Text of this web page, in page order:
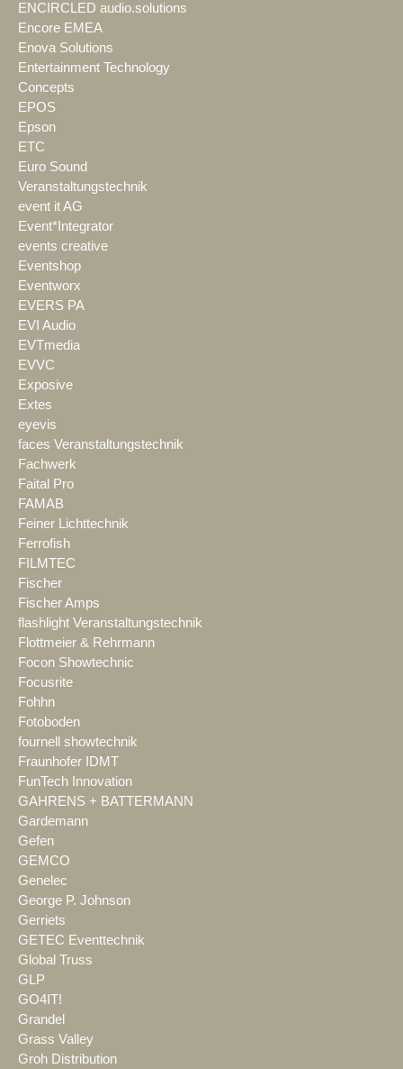
ENCIRCLED audio.solutions
Encore EMEA
Enova Solutions
Entertainment Technology
Concepts
EPOS
Epson
ETC
Euro Sound
Veranstaltungstechnik
event it AG
Event*Integrator
events creative
Eventshop
Eventworx
EVERS PA
EVI Audio
EVTmedia
EVVC
Exposive
Extes
eyevis
faces Veranstaltungstechnik
Fachwerk
Faital Pro
FAMAB
Feiner Lichttechnik
Ferrofish
FILMTEC
Fischer
Fischer Amps
flashlight Veranstaltungstechnik
Flottmeier & Rehrmann
Focon Showtechnic
Focusrite
Fohhn
Fotoboden
fournell showtechnik
Fraunhofer IDMT
FunTech Innovation
GAHRENS + BATTERMANN
Gardemann
Gefen
GEMCO
Genelec
George P. Johnson
Gerriets
GETEC Eventtechnik
Global Truss
GLP
GO4IT!
Grandel
Grass Valley
Groh Distribution